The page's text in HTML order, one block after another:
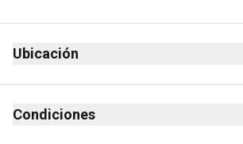
Ubicación
Salidas
Después de los controles de seguridad
Condiciones